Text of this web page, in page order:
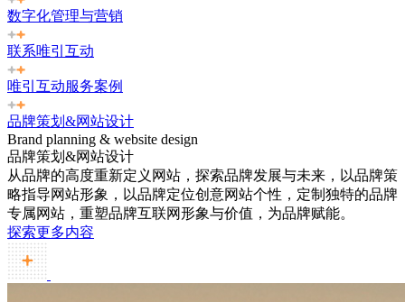
数字化管理与营销
联系唯引互动
唯引互动服务案例
品牌策划&网站设计
Brand planning & website design
品牌策划&网站设计
从品牌的高度重新定义网站，探索品牌发展与未来，以品牌策
略指导网站形象，以品牌定位创意网站个性，定制独特的品牌
专属网站，重塑品牌互联网形象与价值，为品牌赋能。
探索更多内容